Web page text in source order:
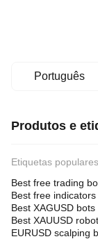
Português
Produtos e
Etiquetas populares
Best free trading
Best free indicators
Best XAGUSD bots
Best XAUUSD
EURUSD scalping